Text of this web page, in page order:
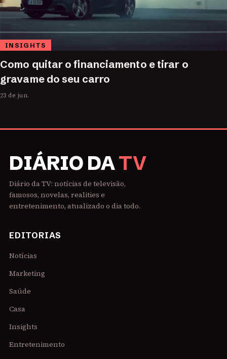
INSIGHTS
Como quitar o financiamento e tirar o
gravame do seu carro
23 de jun.
DIÁRIO DATV
Diário da TV: notícias de televisão,
famosos, novelas, realities e
entretenimento, atualizado o dia todo.
EDITORIAS
Notícias
Marketing
Saúde
Casa
Insights
Entretenimento